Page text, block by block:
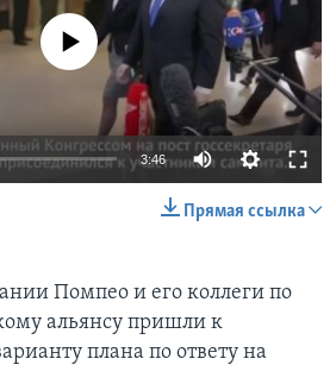
source currently available
3:46
Прямая ссылка
Помпео и его коллеги по
альянсу пришли к
плана по ответу на